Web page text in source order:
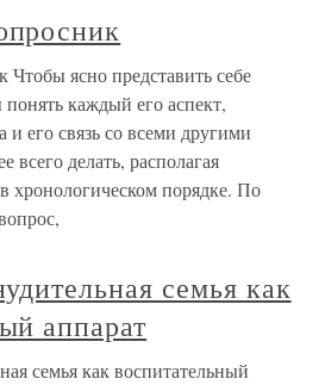
ясно представить себе
каждый его аспект,
и его связь со всеми другими
всего делать, располагая
хронологическом порядке. По
семья как
аппарат
семья как воспитательный